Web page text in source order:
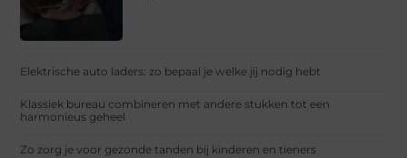
Elektrische auto laders: zo bepaal je welke jij nodig hebt
Klassiek bureau combineren met andere stukken tot een
harmonieus geheel
Zo zorg je voor gezonde tanden bij kinderen en tieners